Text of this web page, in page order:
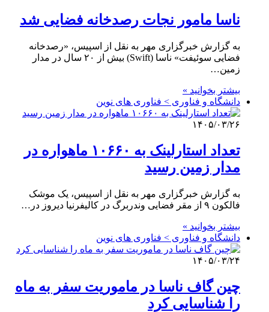
ناسا مامور نجات رصدخانه فضایی شد
به گزارش خبرگزاری مهر به نقل از اسپیس، «رصدخانه
فضایی سوئیفت» ناسا (Swift) بیش از ۲۰ سال در مدار
زمین…
بیشتر بخوانید »
دانشگاه و فناوری > فناوری های نوین
۱۴۰۵/۰۳/۲۶
تعداد استارلینک به ۱۰۶۶۰ ماهواره در
مدار زمین رسید
به گزارش خبرگزاری مهر به نقل از اسپیس، یک موشک
فالکون ۹ از مقر فضایی وندربرگ در کالیفرنیا دیروز در…
بیشتر بخوانید »
دانشگاه و فناوری > فناوری های نوین
۱۴۰۵/۰۳/۲۴
چین گاف ناسا در ماموریت سفر به ماه
را شناسایی کرد